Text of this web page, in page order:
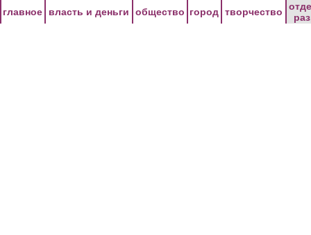
главное власть и деньги общество город творчество